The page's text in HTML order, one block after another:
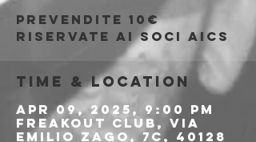
Prevendite 10€
riservate ai soci AICS
Time & Location
Apr 09, 2025, 9:00 PM
Freakout Club, Via
Emilio Zago, 7c, 40128